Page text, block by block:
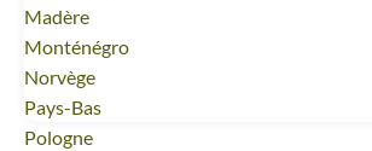
Voyage
Madère
Voyage
Monténégro
Voyage
Norvège
Voyage
Pays-Bas
Voyage
Pologne